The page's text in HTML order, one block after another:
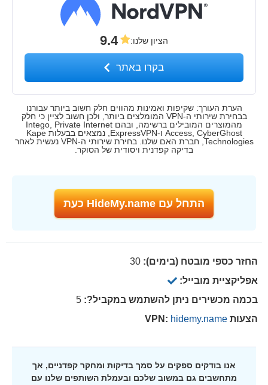
הציון שלנו:
9.4
בקרו באתר
הערת העורך: שקיפות ואמינות מהווים חלק חשוב ביותר עבורנו
בבחירת שירותי ה-VPN המומלצים ביותר, ולכן חשוב לציין כי חלק
מהמוצרים המובילים ברשימה, ובהם Intego, Private Internet
Access, CyberGhost ו-ExpressVPN, נמצאים בבעלות Kape
Technologies, חברת האם שלנו. בחירת שירותי ה-VPN נעשית לאחר
בדיקה קפדנית ויסודית של הסוקר.
התחל עם HideMy.name כעת
החזר כספי מובטח (בימים): 30
אפליקציית מובייל:
בכמה מכשירים ניתן להשתמש במקביל?: 5
הצעות VPN: hidemy.name
אנו בודקים ספקים על סמך בדיקות ומחקר קפדניים, אך
מתחשבים גם במשוב שלכם ובעמלת השותפים שלנו עם